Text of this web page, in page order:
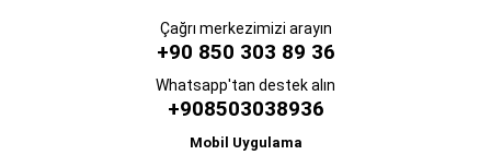
Çağrı merkezimizi arayın
+90 850 303 89 36
Whatsapp'tan destek alın
+908503038936
Mobil Uygulama